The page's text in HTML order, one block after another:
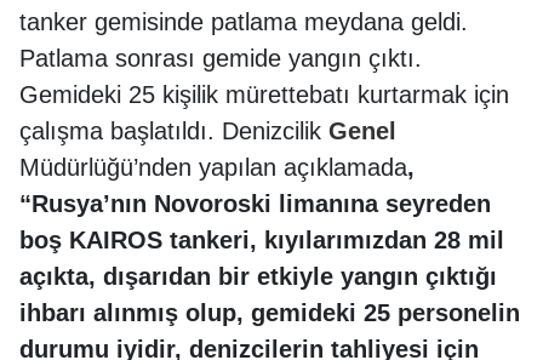
tanker gemisinde patlama meydana geldi.
Patlama sonrası gemide yangın çıktı.
Gemideki 25 kişilik mürettebatı kurtarmak için
çalışma başlatıldı. Denizcilik Genel
Müdürlüğü’nden yapılan açıklamada,
“Rusya’nın Novoroski limanına seyreden
boş KAIROS tankeri, kıyılarımızdan 28 mil
açıkta, dışarıdan bir etkiyle yangın çıktığı
ihbarı alınmış olup, gemideki 25 personelin
durumu iyidir, denizcilerin tahliyesi için